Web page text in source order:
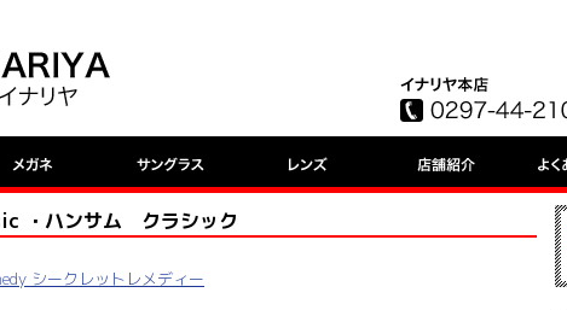
・ハンサム クラシック
シークレットレメディー